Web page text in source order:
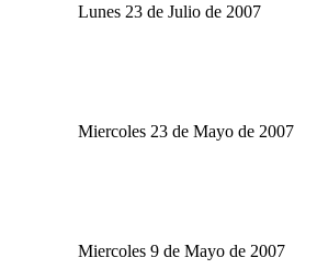
Lunes 23 de Julio de 2007
Miercoles 23 de Mayo de 2007
Miercoles 9 de Mayo de 2007